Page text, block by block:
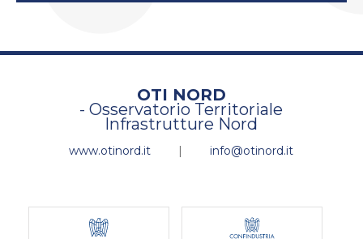
OTI NORD
- Osservatorio Territoriale
Infrastrutture Nord
www.otinord.it | info@otinord.it